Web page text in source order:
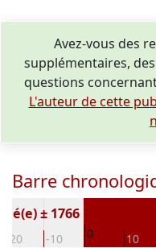
Avez-vous des
supplémentaires,
questions
L'auteur de cette
Barre
-20 -10 0 10
Né(e) ± 1766